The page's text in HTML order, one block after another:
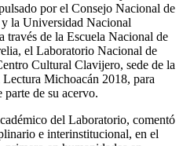
por el Consejo Nacional de
la Universidad Nacional
de la Escuela Nacional de
el Laboratorio Nacional de
Cultural Clavijero, sede de la
Michoacán 2018, para
de su acervo.
del Laboratorio, comentó
e interinstitucional, en el